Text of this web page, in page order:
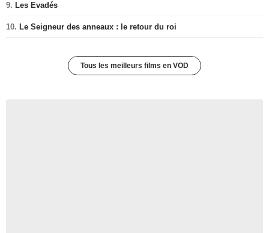
9. Les Evadés
10. Le Seigneur des anneaux : le retour du roi
Tous les meilleurs films en VOD